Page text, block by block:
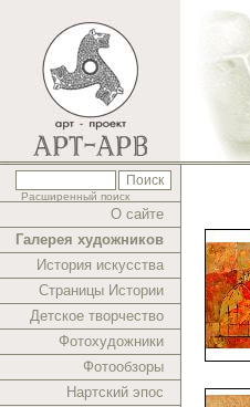
Расширенный поиск
О сайте
Галерея художников
История искусства
Страницы Истории
Детское творчество
Фотохудожники
Фотообзоры
Нартский эпос